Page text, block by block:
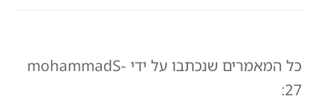
כל המאמרים שנכתבו על ידי mohammadS-
27: